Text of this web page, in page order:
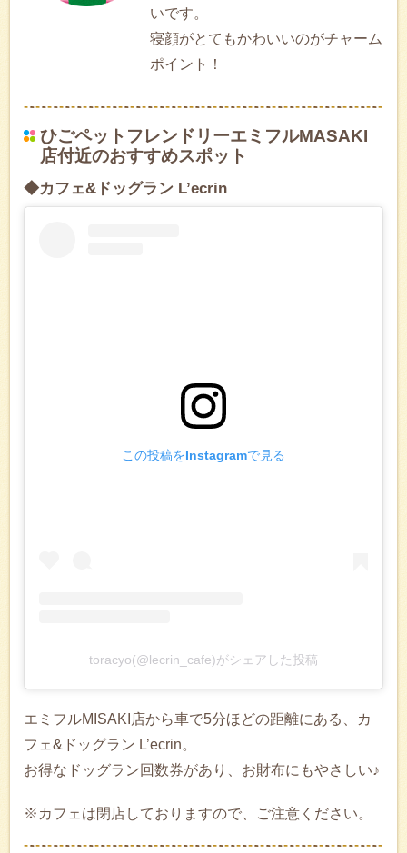
いです。
寝顔がとてもかわいいのがチャーム
ポイント！
ひごペットフレンドリーエミフルMASAKI
店付近のおすすめスポット
◆カフェ&ドッグラン L’ecrin
この投稿をInstagramで見る
toracyo(@lecrin_cafe)がシェアした投稿
エミフルMISAKI店から車で5分ほどの距離にある、カ
フェ&ドッグラン L’ecrin。
お得なドッグラン回数券があり、お財布にもやさしい♪
※カフェは閉店しておりますので、ご注意ください。